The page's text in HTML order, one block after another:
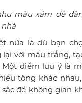
màu xám dễ
nữa là dù bạn
lại với màu trắng,
điểm lưu ý là
tông khác
để không gian